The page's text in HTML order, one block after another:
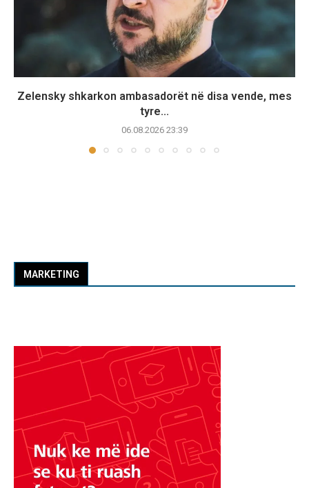
Zelensky shkarkon ambasadorët në disa vende, mes
tyre...
06.08.2026 23:39
MARKETING